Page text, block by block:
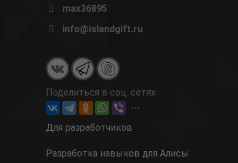
max36895
info@islandgift.ru
Поделиться в соц. сетях
Для разработчиков
Разработка навыков для Алисы